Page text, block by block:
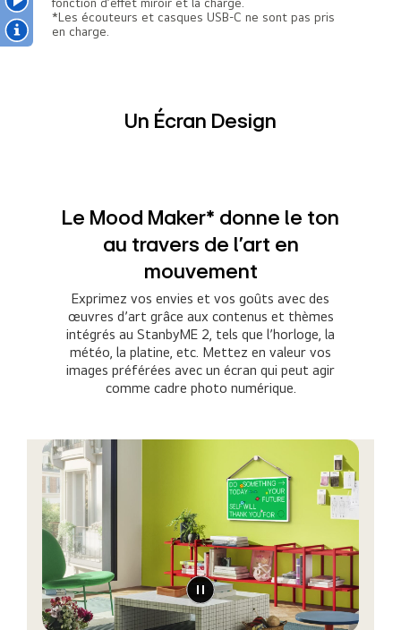
*Les écouteurs et casques USB-C ne sont pas pris
en charge.
Un Écran Design
Le Mood Maker* donne le ton
au travers de l'art en
mouvement
Exprimez vos envies et vos goûts avec des
œuvres d’art grâce aux contenus et thèmes
intégrés au StanbyME 2, tels que l’horloge, la
météo, la platine, etc. Mettez en valeur vos
images préférées avec un écran qui peut agir
comme cadre photo numérique.